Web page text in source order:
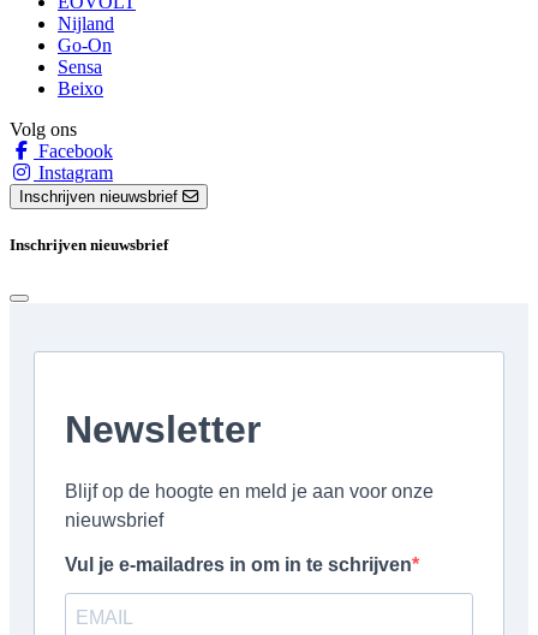
Nijland
Go-On
Sensa
Beixo
Volg ons
Facebook
Instagram
Inschrijven nieuwsbrief
Inschrijven nieuwsbrief